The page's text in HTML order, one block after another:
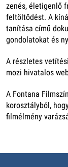
zenés, életigenlő
feltöltődést. A
tanítása című
gondolatokat és
A részletes
mozi hivatalos
A Fontana
korosztályból,
filmélmény